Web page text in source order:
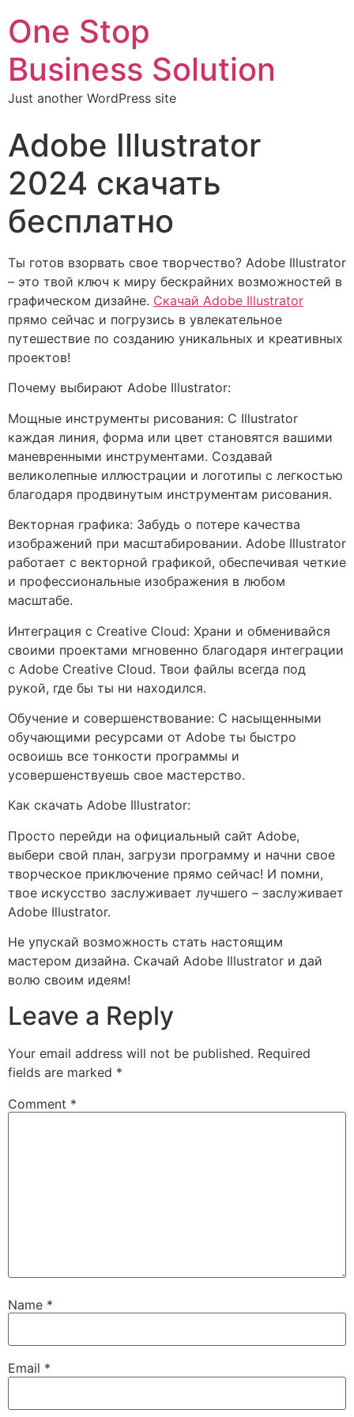
One Stop
Business Solution
Just another WordPress site
Adobe Illustrator
2024 скачать
бесплатно
Ты готов взорвать свое творчество? Adobe Illustrator
– это твой ключ к миру бескрайних возможностей в
графическом дизайне. Скачай Adobe Illustrator
прямо сейчас и погрузись в увлекательное
путешествие по созданию уникальных и креативных
проектов!
Почему выбирают Adobe Illustrator:
Мощные инструменты рисования: С Illustrator
каждая линия, форма или цвет становятся вашими
маневренными инструментами. Создавай
великолепные иллюстрации и логотипы с легкостью
благодаря продвинутым инструментам рисования.
Векторная графика: Забудь о потере качества
изображений при масштабировании. Adobe Illustrator
работает с векторной графикой, обеспечивая четкие
и профессиональные изображения в любом
масштабе.
Интеграция с Creative Cloud: Храни и обменивайся
своими проектами мгновенно благодаря интеграции
с Adobe Creative Cloud. Твои файлы всегда под
рукой, где бы ты ни находился.
Обучение и совершенствование: С насыщенными
обучающими ресурсами от Adobe ты быстро
освоишь все тонкости программы и
усовершенствуешь свое мастерство.
Как скачать Adobe Illustrator:
Просто перейди на официальный сайт Adobe,
выбери свой план, загрузи программу и начни свое
творческое приключение прямо сейчас! И помни,
твое искусство заслуживает лучшего – заслуживает
Adobe Illustrator.
Не упускай возможность стать настоящим
мастером дизайна. Скачай Adobe Illustrator и дай
волю своим идеям!
Leave a Reply
Your email address will not be published. Required
fields are marked *
Comment *
Name *
Email *